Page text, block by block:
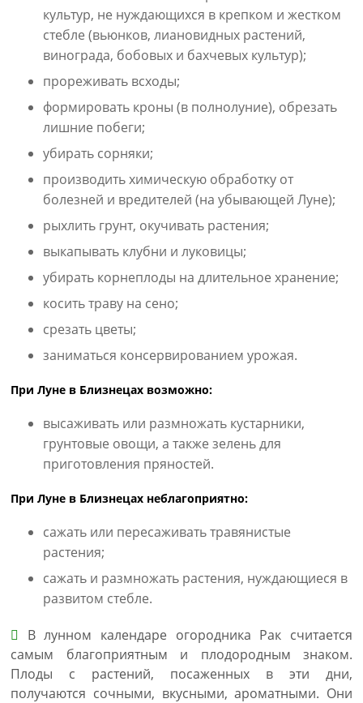
культур, не нуждающихся в крепком и жестком
стебле (вьюнков, лиановидных растений,
винограда, бобовых и бахчевых культур);
прореживать всходы;
формировать кроны (в полнолуние), обрезать
лишние побеги;
убирать сорняки;
производить химическую обработку от
болезней и вредителей (на убывающей Луне);
рыхлить грунт, окучивать растения;
выкапывать клубни и луковицы;
убирать корнеплоды на длительное хранение;
косить траву на сено;
срезать цветы;
заниматься консервированием урожая.
При Луне в Близнецах возможно:
высаживать или размножать кустарники,
грунтовые овощи, а также зелень для
приготовления пряностей.
При Луне в Близнецах неблагоприятно:
сажать или пересаживать травянистые
растения;
сажать и размножать растения, нуждающиеся в
развитом стебле.
В лунном календаре огородника Рак считается
самым благоприятным и плодородным знаком.
Плоды с растений, посаженных в эти дни,
получаются сочными, вкусными, ароматными. Они